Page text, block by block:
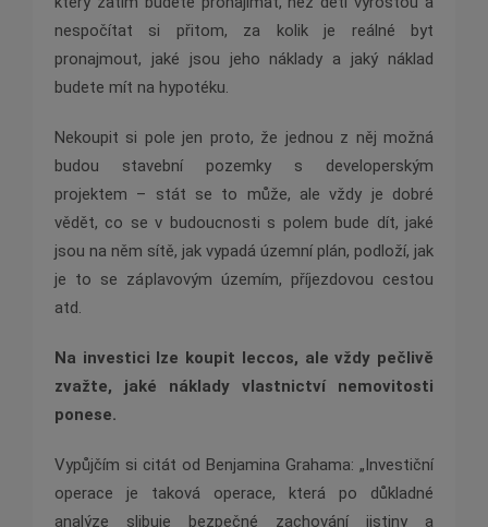
nespočítat si přitom, za kolik je reálné byt
pronajmout, jaké jsou jeho náklady a jaký náklad
budete mít na hypotéku.
Nekoupit si pole jen proto, že jednou z něj možná
budou stavební pozemky s developerským
projektem – stát se to může, ale vždy je dobré
vědět, co se v budoucnosti s polem bude dít, jaké
jsou na něm sítě, jak vypadá územní plán, podloží, jak
je to se záplavovým územím, příjezdovou cestou
atd.
Na investici lze koupit leccos, ale vždy pečlivě
zvažte, jaké náklady vlastnictví nemovitosti
ponese.
Vypůjčím si citát od Benjamina Grahama: „Investiční
operace je taková operace, která po důkladné
analýze slibuje bezpečné zachování jistiny a